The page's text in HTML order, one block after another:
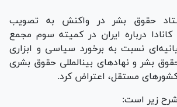
حقوق بشر در واکنش به تصویب
درباره ایران در کمیته سوم مجمع
نسبت به برخورد سیاسی و ابزاری
کشور‌های غربی با حقوق بشر و نهاد‌های بین‎المللی حقوق بشری
کشور‌های مستقل، اعتراض کرد.
زیر است: